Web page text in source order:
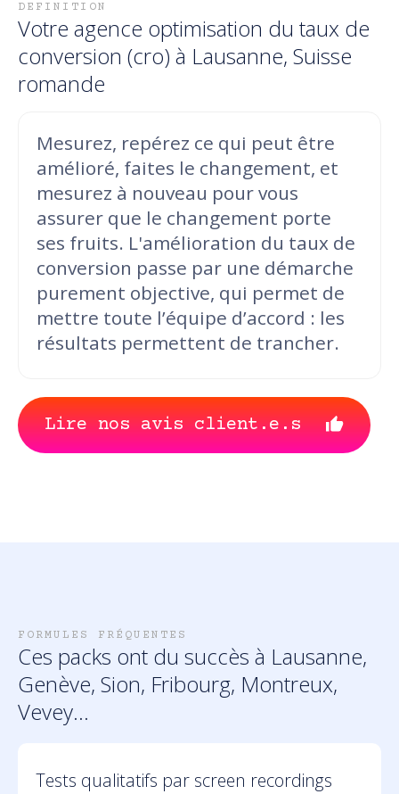
DEFINITION
Votre agence optimisation du taux de
conversion (cro) à Lausanne, Suisse
romande
Mesurez, repérez ce qui peut être
amélioré, faites le changement, et
mesurez à nouveau pour vous
assurer que le changement porte
ses fruits. L'amélioration du taux de
conversion passe par une démarche
purement objective, qui permet de
mettre toute l’équipe d’accord : les
résultats permettent de trancher.
Lire nos avis client.e.s
FORMULES FRÉQUENTES
Ces packs ont du succès à Lausanne,
Genève, Sion, Fribourg, Montreux,
Vevey...
Tests qualitatifs par screen recordings